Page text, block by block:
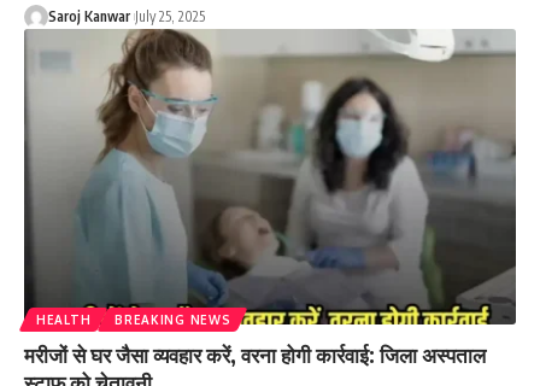
Saroj Kanwar July 25, 2025
HEALTH BREAKING NEWS
मरीजों से घर जैसा व्यवहार करें, वरना होगी कार्रवाई: जिला अस्पताल